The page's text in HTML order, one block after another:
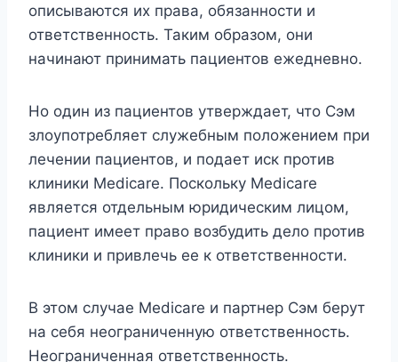
описываются их права, обязанности и
ответственность. Таким образом, они
начинают принимать пациентов ежедневно.
Но один из пациентов утверждает, что Сэм
злоупотребляет служебным положением при
лечении пациентов, и подает иск против
клиники Medicare. Поскольку Medicare
является отдельным юридическим лицом,
пациент имеет право возбудить дело против
клиники и привлечь ее к ответственности.
В этом случае Medicare и партнер Сэм берут
на себя неограниченную ответственность.
Неограниченная ответственность.